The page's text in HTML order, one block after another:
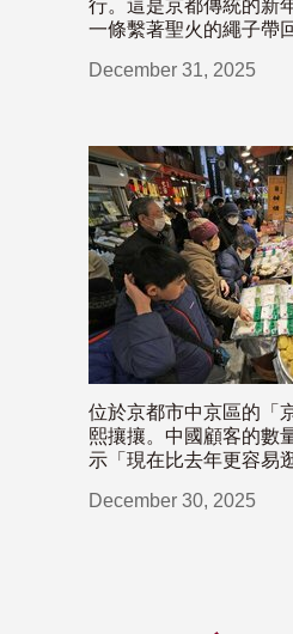
行。這是京都傳統的新
一條繫著聖火的繩子帶
December 31, 2025
位於京都市中京區的「
熙攘攘。中國顧客的數
示「現在比去年更容易
December 30, 2025